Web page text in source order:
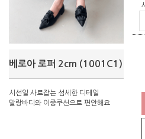
베로아 로퍼 2cm (1001C1)
시선일 사로잡는 섬세한 디테일
말랑바디와 이중쿠션으로 편안해요